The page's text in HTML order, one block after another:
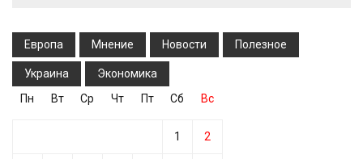
Европа Мнение Новости Полезное
Украина Экономика
Пн Вт Ср Чт Пт Сб Вс
1 2